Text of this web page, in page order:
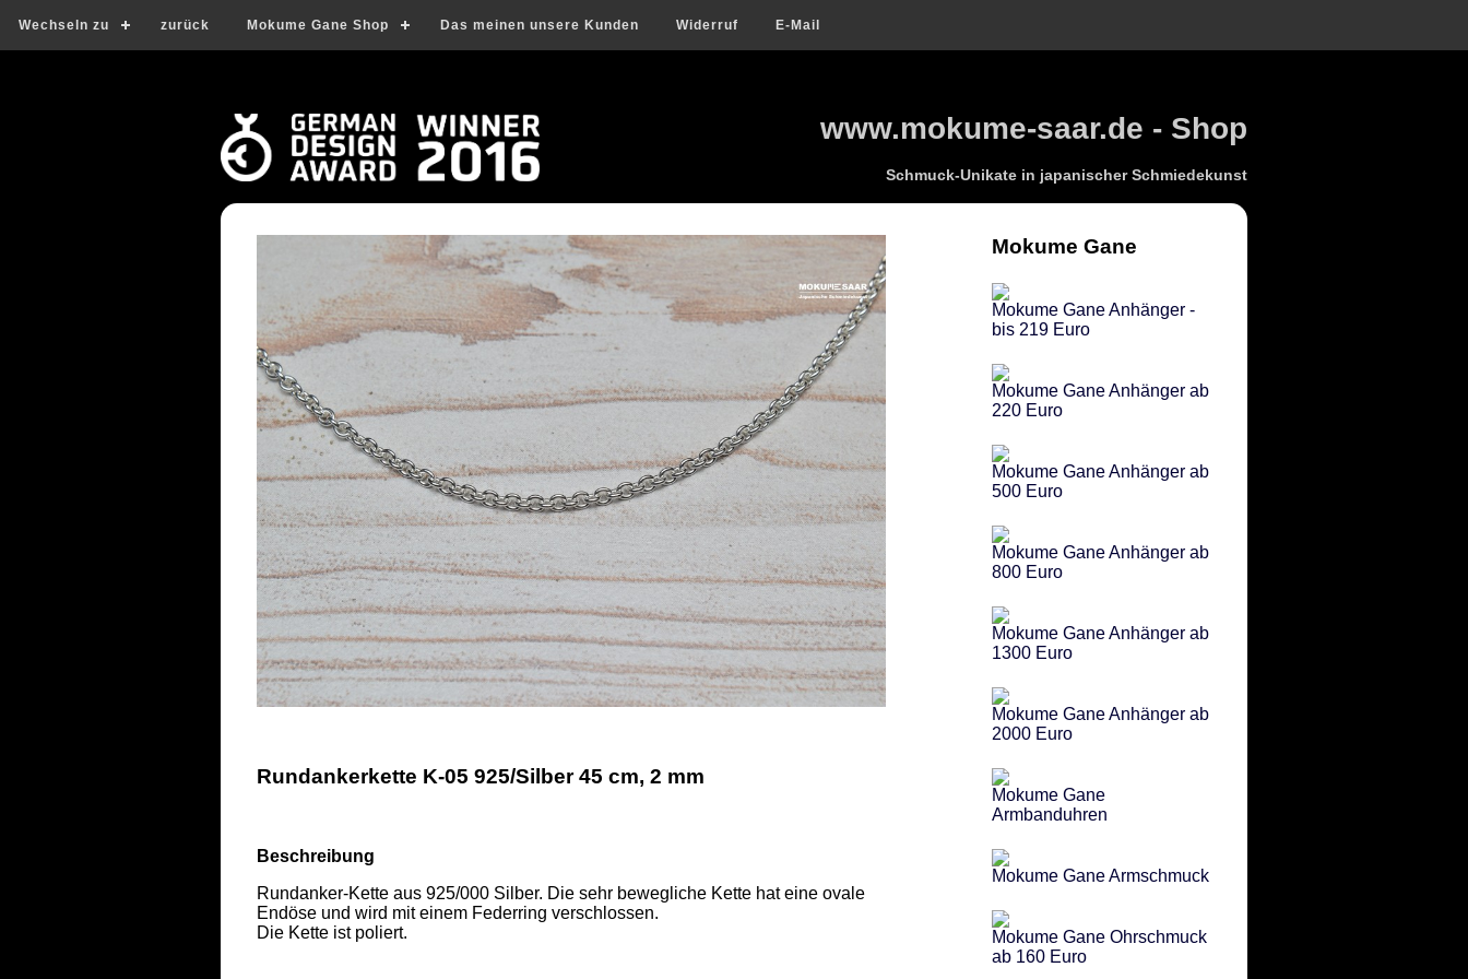
Wechseln zu zurück Mokume Gane Shop Das meinen unsere Kunden Widerruf E-Mail
www.mokume-saar.de - Shop
Schmuck-Unikate in japanischer Schmiedekunst
Rundankerkette K-05 925/Silber 45 cm, 2 mm
Beschreibung
Rundanker-Kette aus 925/000 Silber. Die sehr bewegliche Kette hat eine ovale
Endöse und wird mit einem Federring verschlossen.
Die Kette ist poliert.
Mokume Gane
Mokume Gane Anhänger -
bis 219 Euro
Mokume Gane Anhänger ab
220 Euro
Mokume Gane Anhänger ab
500 Euro
Mokume Gane Anhänger ab
800 Euro
Mokume Gane Anhänger ab
1300 Euro
Mokume Gane Anhänger ab
2000 Euro
Mokume Gane
Armbanduhren
Mokume Gane Armschmuck
Mokume Gane Ohrschmuck
ab 160 Euro